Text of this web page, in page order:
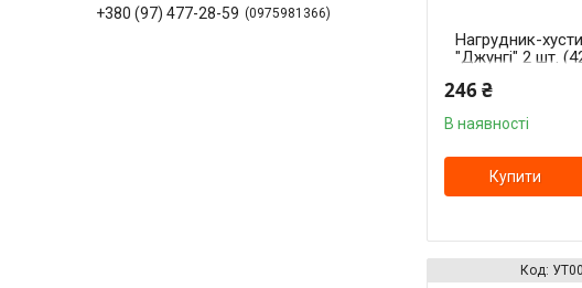
Нагрудник-
"Джунгі" 2 шт.
246 ₴
В наявності
Купити
+380 (97) 477-28-59 0975981366